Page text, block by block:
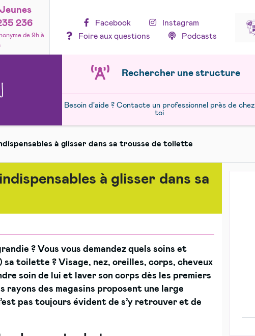
236
de 9h à
Facebook
Instagram
Foire aux questions
Podcasts
Rechercher une structure
Besoin d'aide ? Contacte un professionnel près de chez
toi
à glisser dans sa trousse de toilette
à glisser dans sa
? Vous vous demandez quels soins et
toilette ? Visage, nez, oreilles, corps, cheveux
soin de lui et laver son corps dès les premiers
rayons des magasins proposent une large
pas toujours évident de s’y retrouver et de